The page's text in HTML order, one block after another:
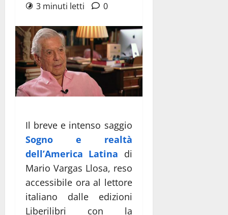
3 minuti letti
0
Il breve e intenso saggio
Sogno e realtà
dell’America Latina di
Mario Vargas Llosa, reso
accessibile ora al lettore
italiano dalle edizioni
Liberilibri con la